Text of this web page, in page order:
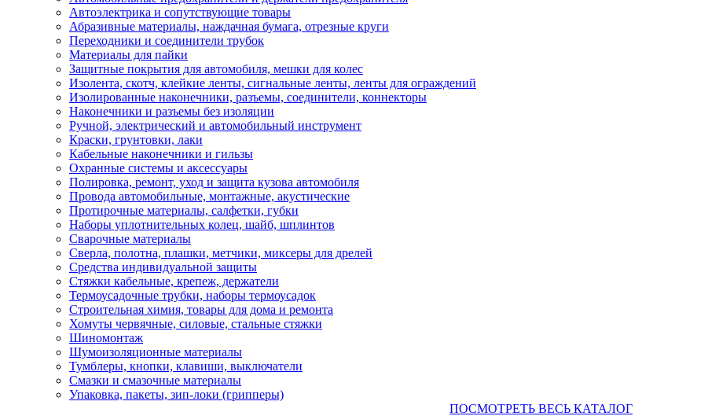
Автоэлектрика и сопутствующие товары
Абразивные материалы, наждачная бумага, отрезные круги
Переходники и соединители трубок
Материалы для пайки
Защитные покрытия для автомобиля, мешки для колес
Изолента, скотч, клейкие ленты, сигнальные ленты, ленты для ограждений
Изолированные наконечники, разъемы, соединители, коннекторы
Наконечники и разъемы без изоляции
Ручной, электрический и автомобильный инструмент
Краски, грунтовки, лаки
Кабельные наконечники и гильзы
Охранные системы и аксессуары
Полировка, ремонт, уход и защита кузова автомобиля
Провода автомобильные, монтажные, акустические
Протирочные материалы, салфетки, губки
Наборы уплотнительных колец, шайб, шплинтов
Сварочные материалы
Сверла, полотна, плашки, метчики, миксеры для дрелей
Средства индивидуальной защиты
Стяжки кабельные, крепеж, держатели
Термоусадочные трубки, наборы термоусадок
Строительная химия, товары для дома и ремонта
Хомуты червячные, силовые, стальные стяжки
Шиномонтаж
Шумоизоляционные материалы
Тумблеры, кнопки, клавиши, выключатели
Смазки и смазочные материалы
Упаковка, пакеты, зип-локи (грипперы)
ПОСМОТРЕТЬ ВЕСЬ КАТАЛОГ